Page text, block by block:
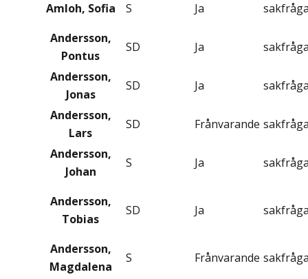
Amloh, Sofia S Ja
Andersson,
Pontus
SD Ja
Andersson,
Jonas
SD Ja
Andersson,
Lars
SD Frånvarande
Andersson,
Johan
S Ja
Andersson,
Tobias
SD Ja
Andersson,
Magdalena
S Frånvarande